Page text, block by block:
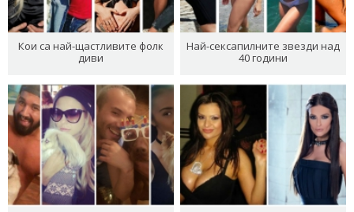
Кои са най-щастливите фолк
диви
Най-сексапилните звезди над
40 години